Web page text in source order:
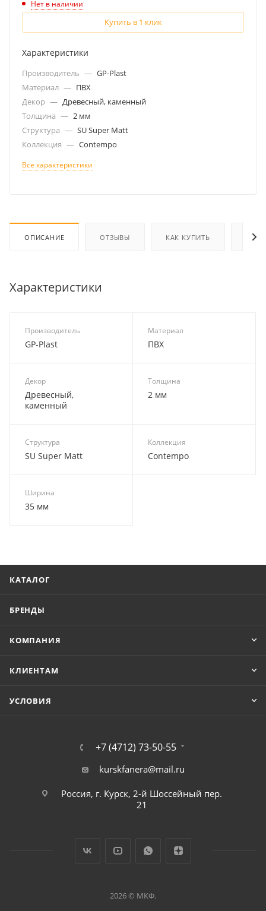
Нет в наличии
Купить в 1 клик
Характеристики
Производитель — GP-Plast
Материал — ПВХ
Декор — Древесный, каменный
Толщина — 2 мм
Структура — SU Super Matt
Коллекция — Contempo
Все характеристики
ОПИСАНИЕ ОТЗЫВЫ КАК КУПИТЬ
Характеристики
Производитель
GP-Plast
Материал
ПВХ
Декор
Древесный,
каменный
Толщина
2 мм
Структура
SU Super Matt
Коллекция
Contempo
Ширина
35 мм
КАТАЛОГ
БРЕНДЫ
КОМПАНИЯ
КЛИЕНТАМ
УСЛОВИЯ
+7 (4712) 73-50-55
kurskfanera@mail.ru
Россия, г. Курск, 2-й Шоссейный пер.
21
2026 © МКФ.